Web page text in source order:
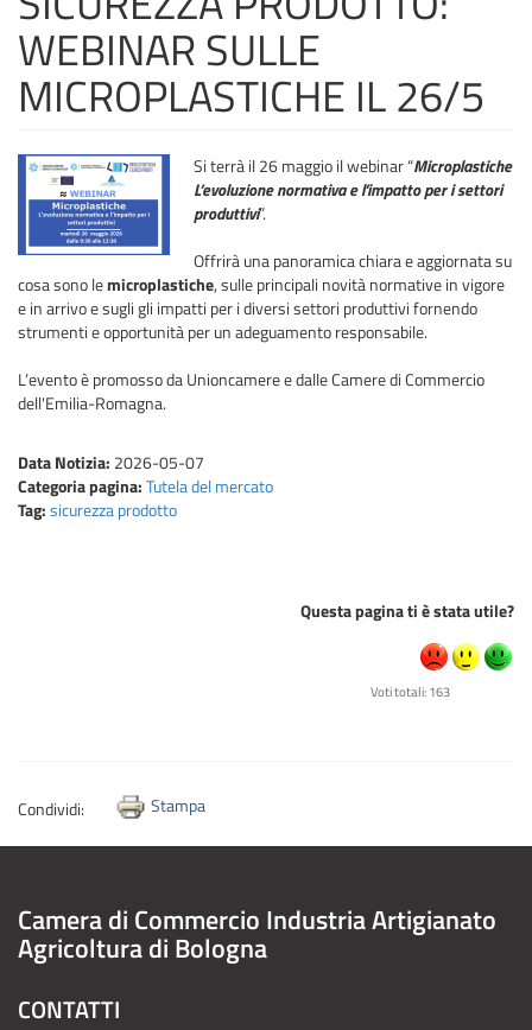
WEBINAR SULLE
MICROPLASTICHE IL 26/5
Si terrà il 26 maggio il webinar “Microplastiche
L’evoluzione normativa e l’impatto per i settori
produttivi”.
Offrirà una panoramica chiara e aggiornata su
cosa sono lemicroplastiche, sulle principali novità normative in vigore
e in arrivo e sugli gli impatti per i diversi settori produttivi fornendo
strumenti e opportunità per un adeguamento responsabile.
L’evento è promosso da Unioncamere e dalle Camere di Commercio
dell'Emilia-Romagna.
Data Notizia: 2026-05-07
Categoria pagina:Tutela del mercato
Tag:sicurezza prodotto
Questa pagina ti è stata utile?
Voti totali: 163
Condividi: Stampa
Camera di Commercio Industria Artigianato
Agricoltura di Bologna
CONTATTI